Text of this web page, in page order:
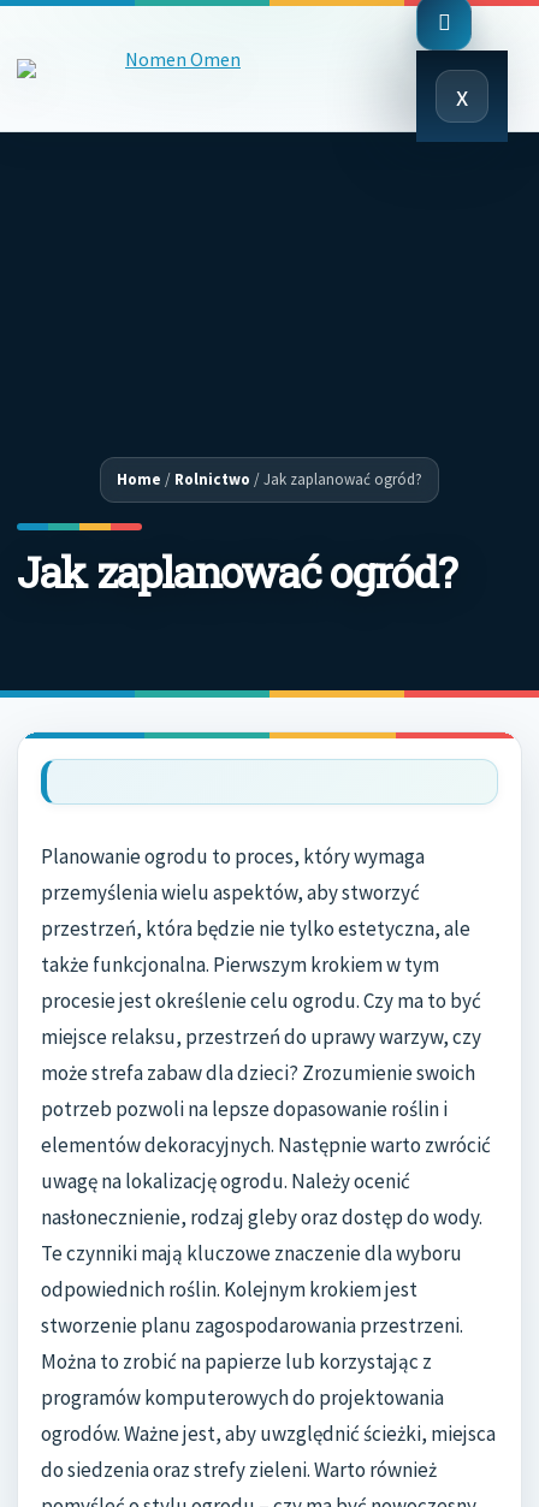
x
Close
Menu
Home / Rolnictwo /Jak zaplanować ogród?
Jak zaplanować ogród?
Planowanie ogrodu to proces, który wymaga
przemyślenia wielu aspektów, aby stworzyć
przestrzeń, która będzie nie tylko estetyczna, ale
także funkcjonalna. Pierwszym krokiem w tym
procesie jest określenie celu ogrodu. Czy ma to być
miejsce relaksu, przestrzeń do uprawy warzyw, czy
może strefa zabaw dla dzieci? Zrozumienie swoich
potrzeb pozwoli na lepsze dopasowanie roślin i
elementów dekoracyjnych. Następnie warto zwrócić
uwagę na lokalizację ogrodu. Należy ocenić
nasłonecznienie, rodzaj gleby oraz dostęp do wody.
Te czynniki mają kluczowe znaczenie dla wyboru
odpowiednich roślin. Kolejnym krokiem jest
stworzenie planu zagospodarowania przestrzeni.
Można to zrobić na papierze lub korzystając z
programów komputerowych do projektowania
ogrodów. Ważne jest, aby uwzględnić ścieżki, miejsca
do siedzenia oraz strefy zieleni. Warto również